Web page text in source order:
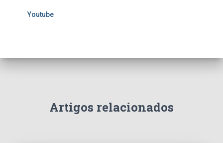
Youtube
Artigos relacionados